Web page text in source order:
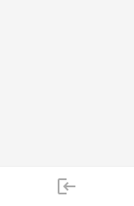
login